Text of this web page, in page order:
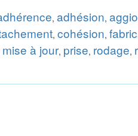
, adhésion,
, cohésion,
mise à jour, prise, rodage,